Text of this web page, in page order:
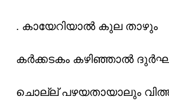
. കായേറിയാൽ കുല താഴും
കർക്കടകം കഴിഞ്ഞാൽ
ചൊല്ല് പഴയതായാലും